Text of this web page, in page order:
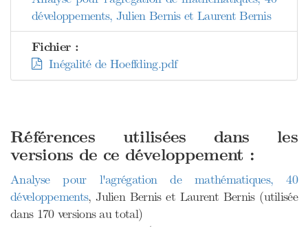
développements, Julien Bernis et Laurent Bernis
Fichier :
Inégalité de Hoeffding.pdf
Références utilisées dans les
versions de ce développement :
Analyse pour l'agrégation de mathématiques, 40
développements, Julien Bernis et Laurent Bernis (utilisée
dans 170 versions au total)